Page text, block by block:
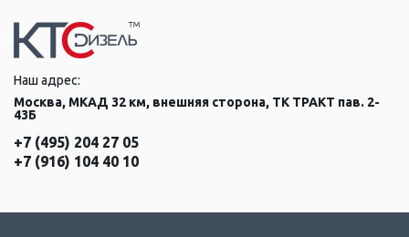
Наш адрес:
Москва, МКАД 32 км, внешняя сторона, ТК ТРАКТ пав. 2-
43Б
+7 (495) 204 27 05
+7 (916) 104 40 10